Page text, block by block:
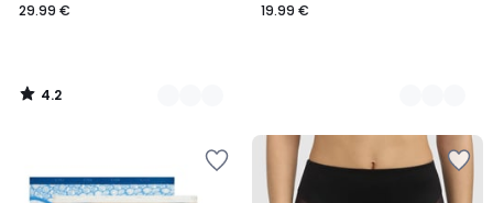
29.99 €
4.2
/
19.99 €